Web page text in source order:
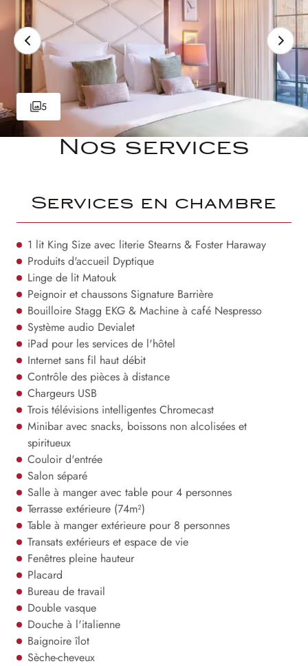
5
Nos services
Services en chambre
1 lit King Size avec literie Stearns & Foster Haraway
Produits d'accueil Dyptique
Linge de lit Matouk
Peignoir et chaussons Signature Barrière
Bouilloire Stagg EKG & Machine à café Nespresso
Système audio Devialet
iPad pour les services de l'hôtel
Internet sans fil haut débit
Contrôle des pièces à distance
Chargeurs USB
Trois télévisions intelligentes Chromecast
Minibar avec snacks, boissons non alcolisées et
spiritueux
Couloir d'entrée
Salon séparé
Salle à manger avec table pour 4 personnes
Terrasse extérieure (74m²)
Table à manger extérieure pour 8 personnes
Transats extérieurs et espace de vie
Fenêtres pleine hauteur
Placard
Bureau de travail
Double vasque
Douche à l'italienne
Baignoire îlot
Sèche-cheveux